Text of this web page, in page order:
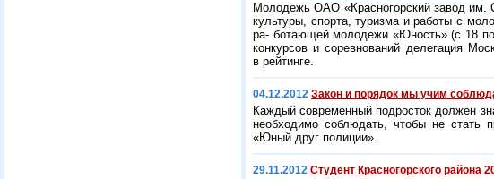
Молодежь ОАО «Красногорский завод им.
культуры, спорта, туризма и работы с
ра- ботающей молодежи «Юность» (с 18 по
конкурсов и соревнований делегация
в рейтинге.
04.12.2012 Закон и порядок мы учим
Каждый современный подросток должен
необходимо соблюдать, чтобы не стать
«Юный друг полиции».
29.11.2012 Студент Красногорского района